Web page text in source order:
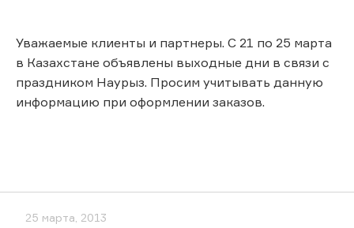
Уважаемые клиенты и партнеры. С 21 по 25 марта
в Казахстане объявлены выходные дни в связи с
праздником Наурыз. Просим учитывать данную
информацию при оформлении заказов.
25 марта, 2013